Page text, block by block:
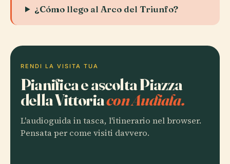
¿Cómo llego al Arco del Triunfo?
RENDI LA VISITA TUA
Pianifica e ascolta Piazza
della Vittoriacon Audiala.
L'audioguida in tasca, l'itinerario nel browser.
Pensata per come visiti davvero.